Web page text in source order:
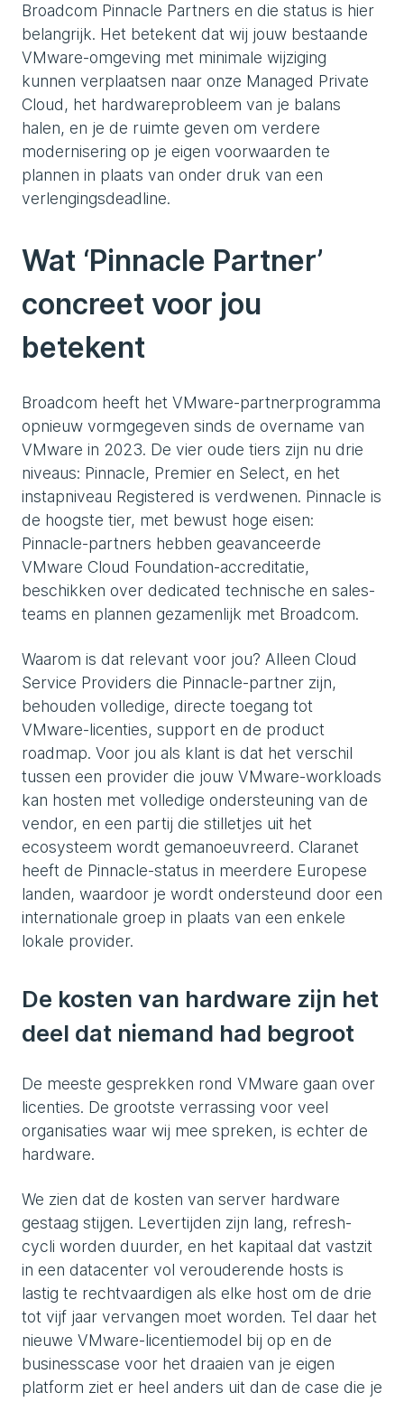
Broadcom Pinnacle Partners en die status is hier
belangrijk. Het betekent dat wij jouw bestaande
VMware-omgeving met minimale wijziging
kunnen verplaatsen naar onze Managed Private
Cloud, het hardwareprobleem van je balans
halen, en je de ruimte geven om verdere
modernisering op je eigen voorwaarden te
plannen in plaats van onder druk van een
verlengingsdeadline.
Wat ‘Pinnacle Partner’
concreet voor jou
betekent
Broadcom heeft het VMware-partnerprogramma
opnieuw vormgegeven sinds de overname van
VMware in 2023. De vier oude tiers zijn nu drie
niveaus: Pinnacle, Premier en Select, en het
instapniveau Registered is verdwenen. Pinnacle is
de hoogste tier, met bewust hoge eisen:
Pinnacle-partners hebben geavanceerde
VMware Cloud Foundation-accreditatie,
beschikken over dedicated technische en sales-
teams en plannen gezamenlijk met Broadcom.
Waarom is dat relevant voor jou? Alleen Cloud
Service Providers die Pinnacle-partner zijn,
behouden volledige, directe toegang tot
VMware-licenties, support en de product
roadmap. Voor jou als klant is dat het verschil
tussen een provider die jouw VMware-workloads
kan hosten met volledige ondersteuning van de
vendor, en een partij die stilletjes uit het
ecosysteem wordt gemanoeuvreerd. Claranet
heeft de Pinnacle-status in meerdere Europese
landen, waardoor je wordt ondersteund door een
internationale groep in plaats van een enkele
lokale provider.
De kosten van hardware zijn het
deel dat niemand had begroot
De meeste gesprekken rond VMware gaan over
licenties. De grootste verrassing voor veel
organisaties waar wij mee spreken, is echter de
hardware.
We zien dat de kosten van server hardware
gestaag stijgen. Levertijden zijn lang, refresh-
cycli worden duurder, en het kapitaal dat vastzit
in een datacenter vol verouderende hosts is
lastig te rechtvaardigen als elke host om de drie
tot vijf jaar vervangen moet worden. Tel daar het
nieuwe VMware-licentiemodel bij op en de
businesscase voor het draaien van je eigen
platform ziet er heel anders uit dan de case die je